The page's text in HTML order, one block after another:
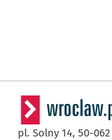
pl. Solny 14, 50-062